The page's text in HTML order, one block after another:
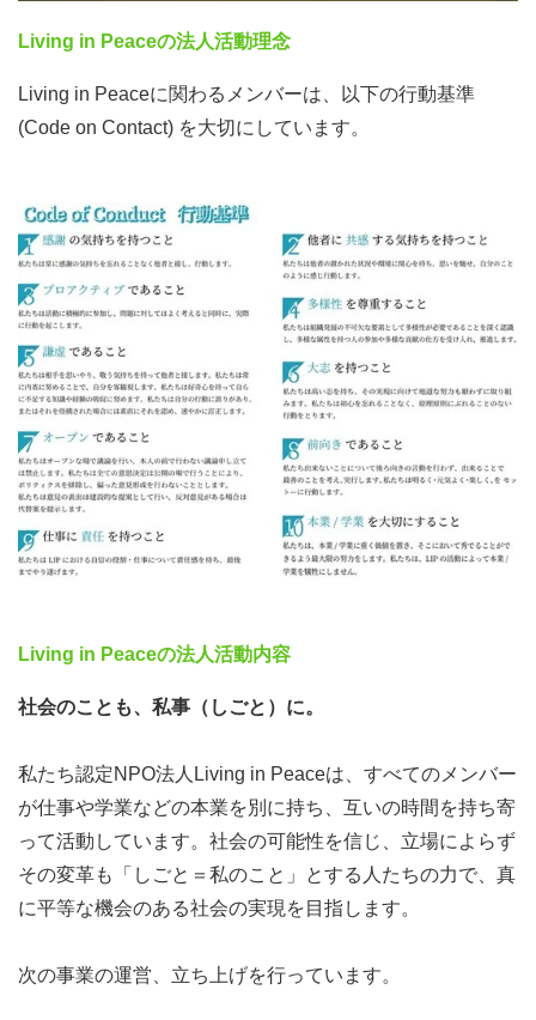
ポートし、それぞれの個性にあわせて希望の仕事に就ける
し、うち8名が国内の企業への就職を実現しました。
難民の就労支援における課題解決に向け、これまで取り組
ます。市場調査や、新規施策の一環である中途支援の立ち
上げを一緒に行なってくれる人を募集しています。
■主な活動
✓就労支援における課題の仮説立案・市場調査
✓中途支援の施策立ち上げ
✓就職・転職活動を個別面談でサポート（履歴書添削・面
接準備など）
✓就職に関わるセミナーの企画・実施
■就職のサポートフロー
支援を受けて内定を獲得した学生の声
Living in Peaceの方々の相談に乗ってもらう前は、就活の
さん時間を割いて相談に乗ってくださり、模擬面接やエン
Living in Peaceの法人活動理念
Living in Peaceに関わるメンバーは、以下の行動基準
(Code on Contact) を大切にしています。
Living in Peaceの法人活動内容
社会のことも、私事（しごと）に。
私たち認定NPO法人Living in Peaceは、すべてのメンバー
が仕事や学業などの本業を別に持ち、互いの時間を持ち寄
って活動しています。社会の可能性を信じ、立場によらず
その変革も「しごと＝私のこと」とする人たちの力で、真
に平等な機会のある社会の実現を目指します。
次の事業の運営、立ち上げを行っています。